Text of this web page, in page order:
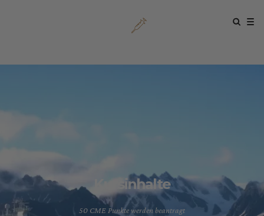
Kursinhalte
50 CME Punkte werden beantragt